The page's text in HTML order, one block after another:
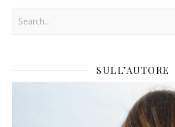
SULL’AUTORE